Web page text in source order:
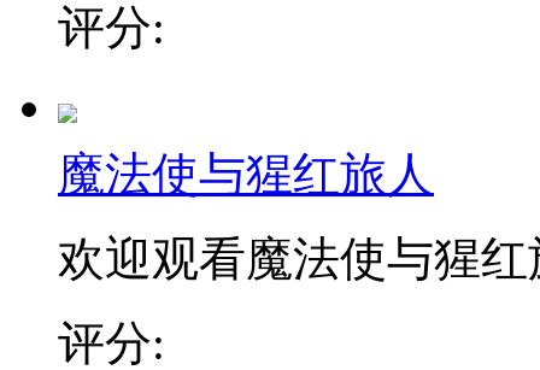
评分:
魔法使与猩红旅人
欢迎观看魔法使与猩红
评分: